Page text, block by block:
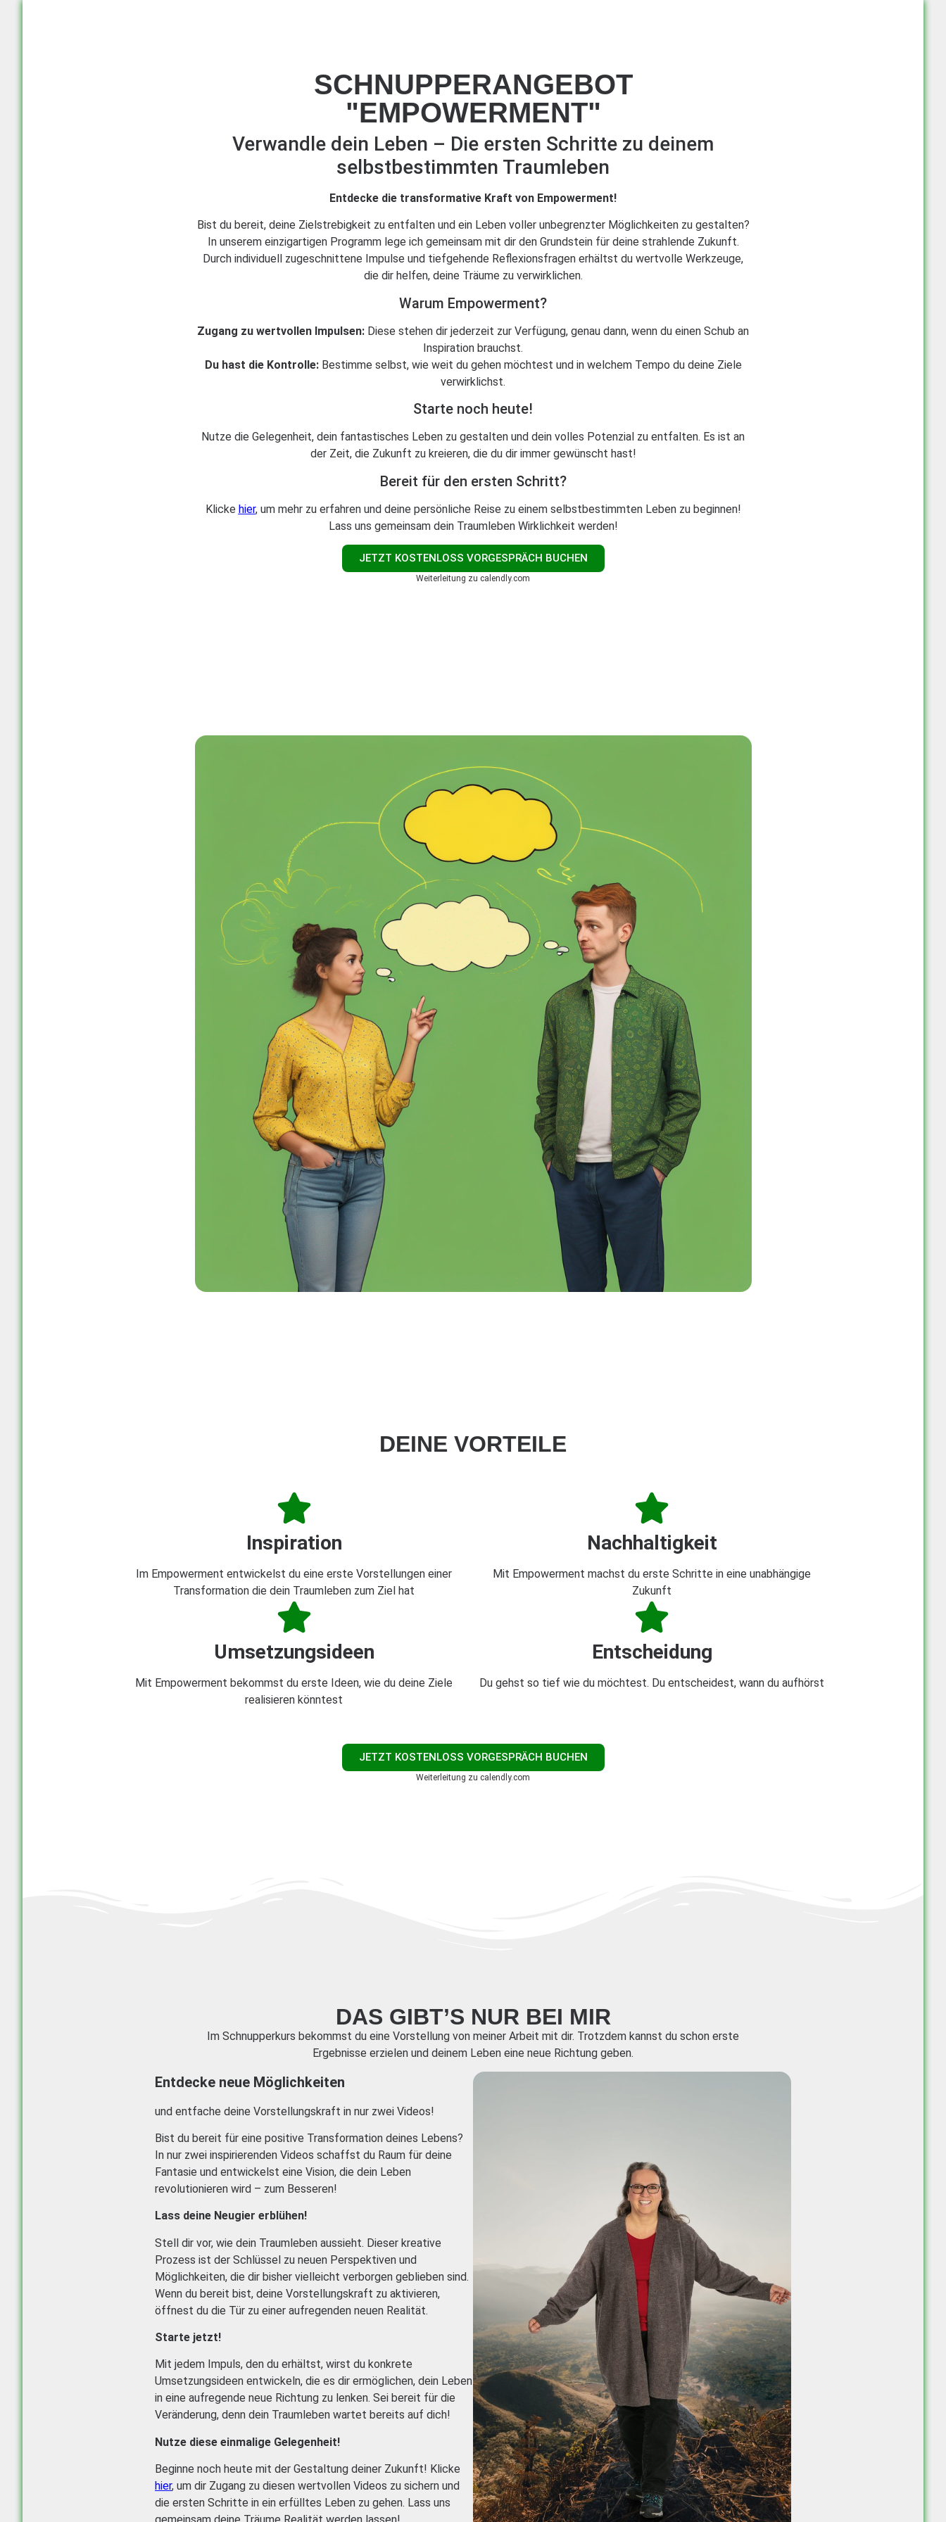
SCHNUPPERANGEBOT
"EMPOWERMENT"
Verwandle dein Leben – Die ersten Schritte zu deinem
selbstbestimmten Traumleben
Entdecke die transformative Kraft von Empowerment!
Bist du bereit, deine Zielstrebigkeit zu entfalten und ein Leben voller unbegrenzter Möglichkeiten zu gestalten?
In unserem einzigartigen Programm lege ich gemeinsam mit dir den Grundstein für deine strahlende Zukunft.
Durch individuell zugeschnittene Impulse und tiefgehende Reflexionsfragen erhältst du wertvolle Werkzeuge,
die dir helfen, deine Träume zu verwirklichen.
Warum Empowerment?
Zugang zu wertvollen Impulsen: Diese stehen dir jederzeit zur Verfügung, genau dann, wenn du einen Schub an
Inspiration brauchst.
Du hast die Kontrolle:Bestimme selbst, wie weit du gehen möchtest und in welchem Tempo du deine Ziele
verwirklichst.
Starte noch heute!
Nutze die Gelegenheit, dein fantastisches Leben zu gestalten und dein volles Potenzial zu entfalten. Es ist an
der Zeit, die Zukunft zu kreieren, die du dir immer gewünscht hast!
Bereit für den ersten Schritt?
Klicke hier, um mehr zu erfahren und deine persönliche Reise zu einem selbstbestimmten Leben zu beginnen!
Lass uns gemeinsam dein Traumleben Wirklichkeit werden!
JETZT KOSTENLOSS VORGESPRÄCH BUCHEN
Weiterleitung zu calendly.com
DEINE VORTEILE
Inspiration
Im Empowerment entwickelst du eine erste Vorstellungen einer
Transformation die dein Traumleben zum Ziel hat
Nachhaltigkeit
Mit Empowerment machst du erste Schritte in eine unabhängige
Zukunft
Umsetzungsideen
Mit Empowerment bekommst du erste Ideen, wie du deine Ziele
realisieren könntest
Entscheidung
Du gehst so tief wie du möchtest. Du entscheidest, wann du aufhörst
JETZT KOSTENLOSS VORGESPRÄCH BUCHEN
Weiterleitung zu calendly.com
DAS GIBT’S NUR BEI MIR
Im Schnupperkurs bekommst du eine Vorstellung von meiner Arbeit mit dir. Trotzdem kannst du schon erste
Ergebnisse erzielen und deinem Leben eine neue Richtung geben.
Entdecke neue Möglichkeiten
und entfache deine Vorstellungskraft in nur zwei Videos!
Bist du bereit für eine positive Transformation deines Lebens?
In nur zwei inspirierenden Videos schaffst du Raum für deine
Fantasie und entwickelst eine Vision, die dein Leben
revolutionieren wird – zum Besseren!
Lass deine Neugier erblühen!
Stell dir vor, wie dein Traumleben aussieht. Dieser kreative
Prozess ist der Schlüssel zu neuen Perspektiven und
Möglichkeiten, die dir bisher vielleicht verborgen geblieben sind.
Wenn du bereit bist, deine Vorstellungskraft zu aktivieren,
öffnest du die Tür zu einer aufregenden neuen Realität.
Starte jetzt!
Mit jedem Impuls, den du erhältst, wirst du konkrete
Umsetzungsideen entwickeln, die es dir ermöglichen, dein Leben
in eine aufregende neue Richtung zu lenken. Sei bereit für die
Veränderung, denn dein Traumleben wartet bereits auf dich!
Nutze diese einmalige Gelegenheit!
Beginne noch heute mit der Gestaltung deiner Zukunft! Klicke
hier, um dir Zugang zu diesen wertvollen Videos zu sichern und
die ersten Schritte in ein erfülltes Leben zu gehen. Lass uns